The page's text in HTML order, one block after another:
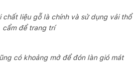
chất liệu gỗ là chính và sử dụng vải thổ
cẩm để trang trí
có khoảng mở để đón làn gió mát